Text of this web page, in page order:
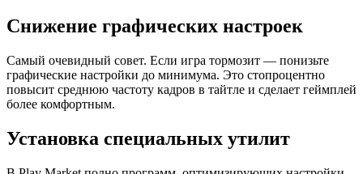
Снижение графических настроек
Самый очевидный совет. Если игра тормозит — понизьте
графические настройки до минимума. Это стопроцентно
повысит среднюю частоту кадров в тайтле и сделает геймплей
более комфортным.
Установка специальных утилит